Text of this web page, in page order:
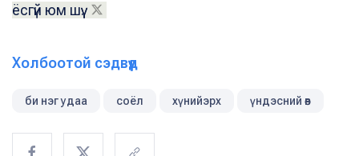
ёсгүй юм шүү.
Холбоотой сэдвүүд
би нэг удаа соёл хүнийэрх үндэсний өв